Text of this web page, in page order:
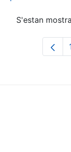
S'estan